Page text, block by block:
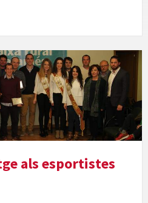
Foto
de
grup
premiats
de
la
Gala
De
als esportistes